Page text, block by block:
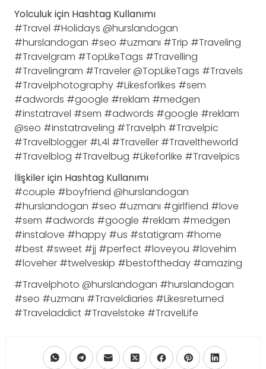
Yolculuk için Hashtag Kullanımı
#Travel #Holidays @hurslandogan
#hurslandogan #seo #uzmanı #Trip #Traveling
#Travelgram #TopLikeTags #Travelling
#Travelingram #Traveler @TopLikeTags #Travels
#Travelphotography #Likesforlikes #sem
#adwords #google #reklam #medgen
#instatravel #sem #adwords #google #reklam
@seo #instatraveling #Travelph #Travelpic
#Travelblogger #L4l #Traveller #Traveltheworld
#Travelblog #Travelbug #Likeforlike #Travelpics
İlişkiler için Hashtag Kullanımı
#couple #boyfriend @hurslandogan
#hurslandogan #seo #uzmanı #girlfiend #love
#sem #adwords #google #reklam #medgen
#instalove #happy #us #statigram #home
#best #sweet #jj #perfect #loveyou #lovehim
#loveher #twelveskip #bestoftheday #amazing
#Travelphoto @hurslandogan #hurslandogan
#seo #uzmanı #Traveldiaries #Likesreturned
#Traveladdict #Travelstoke #TravelLife